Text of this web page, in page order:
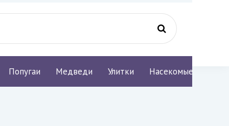
Попугаи Медведи Улитки Насекомые